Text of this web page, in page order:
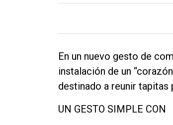
Deportes
Fúnebres
Nosotros
En un nuevo gesto de
instalación de un
destinado a reunir tapitas
UN GESTO SIMPLE CON